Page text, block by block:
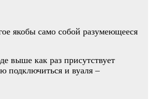
якобы само собой разумеющееся
выше как раз присутствует
подключиться и вуаля –